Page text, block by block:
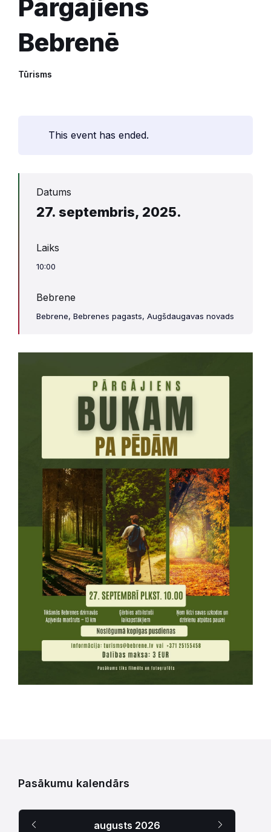
Pārgājiens
Bebrenē
Tūrisms
This event has ended.
Datums
27. septembris, 2025.
Laiks
10:00
Bebrene
Bebrene, Bebrenes pagasts, Augšdaugavas novads
Pasākumu kalendārs
augusts 2026